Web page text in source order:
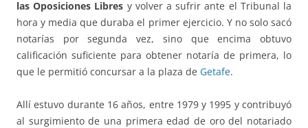
las Oposiciones Libres y volver a sufrir ante el Tribunal la
hora y media que duraba el primer ejercicio. Y no solo sacó
notarías por segunda vez, sino que encima obtuvo
calificación suficiente para obtener notaría de primera, lo
que le permitió concursar a la plaza de Getafe.
Allí estuvo durante 16 años, entre 1979 y 1995 y contribuyó
al surgimiento de una primera edad de oro del notariado